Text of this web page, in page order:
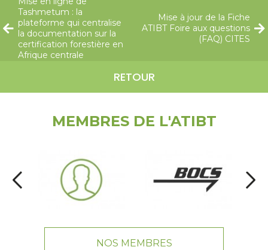
Tashmetum : la
plateforme qui centralise
la documentation sur la
certification forestière en
Afrique centrale
RETOUR
Mise à jour de la Fiche
ATIBT Foire aux questions
(FAQ) CITES
MEMBRES DE L'ATIBT
NOS MEMBRES